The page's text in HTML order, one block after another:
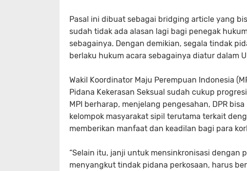
Pasal ini dibuat sebagai bridging article yang
sudah tidak ada alasan lagi bagi penegak
sebagainya. Dengan demikian, segala tindak
berlaku hukum acara sebagainya diatur dalam
Wakil Koordinator Maju Perempuan Indonesia
Pidana Kekerasan Seksual sudah cukup
MPI berharap, menjelang pengesahan, DPR
kelompok masyarakat sipil terutama terkait
memberikan manfaat dan keadilan bagi para
“Selain itu, janji untuk mensinkronisasi dengan
menyangkut tindak pidana perkosaan, harus